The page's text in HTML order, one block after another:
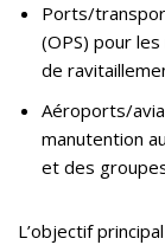
Ports/
(OPS) pour
de
Aéroports/
manutention
et des
L’objectif